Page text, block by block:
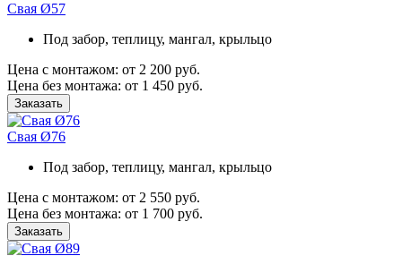
Свая Ø57
Под забор, теплицу, мангал, крыльцо
Цена с монтажом: от 2 200 руб.
Цена без монтажа: от 1 450 руб.
Заказать
Свая Ø76
Под забор, теплицу, мангал, крыльцо
Цена с монтажом: от 2 550 руб.
Цена без монтажа: от 1 700 руб.
Заказать